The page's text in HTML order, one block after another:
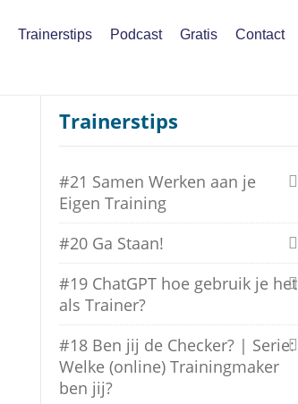
Trainerstips Podcast Gratis Contact
Trainerstips
#21 Samen Werken aan je
Eigen Training
#20 Ga Staan!
#19 ChatGPT hoe gebruik je het
als Trainer?
#18 Ben jij de Checker? | Serie:
Welke (online) Trainingmaker
ben jij?